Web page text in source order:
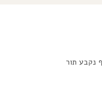
נקבע תור